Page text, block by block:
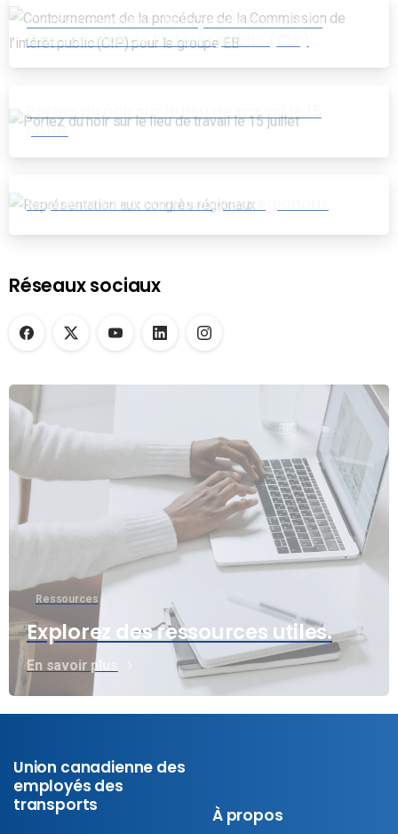
Contournement de la procédure de la
Commission de l’intérêt public (CIP)
pour le groupe EB
Portez du noir sur le lieu de travail le 15
juillet
Représentation aux congrès régionaux
Réseaux sociaux
Ressources
Explorez des ressources utiles.
En savoir plus
Union canadienne des
employés des
transports
À propos